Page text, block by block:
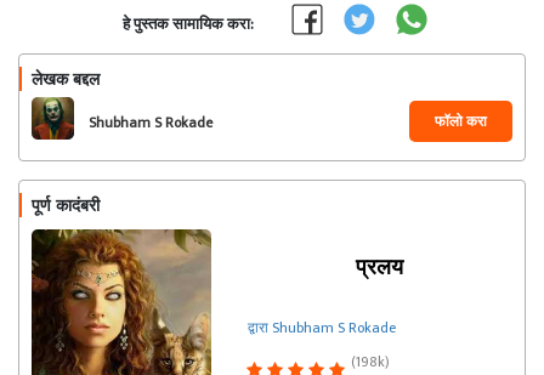
हे पुस्तक सामायिक करा:
लेखक बद्दल
Shubham S Rokade फॉलो करा
पूर्ण कादंबरी
प्रलय
द्वारा Shubham S Rokade
(198k)